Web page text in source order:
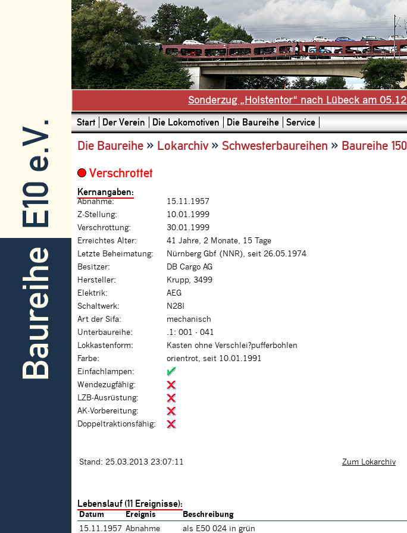
E10 e.V.
Baureihe
Sonderzug „Holstentor“ nach Lübeck am
Start Der Verein Die Lokomotiven Die Baureihe Service
Die Baureihe » Lokarchiv» Schwesterbaureihen » Baureihe 150
Verschrottet
Kernangaben:
Abnahme:
15.11.1957
Z-Stellung:
10.01.1999
Verschrottung:
30.01.1999
Erreichtes Alter:
41 Jahre, 2 Monate, 15 Tage
Letzte Beheimatung:
Nürnberg Gbf (NNR), seit 26.05.1974
Besitzer:
DB Cargo AG
Hersteller:
Krupp, 3499
Elektrik:
AEG
Schaltwerk:
N28I
Art der Sifa:
mechanisch
Unterbaureihe:
.1: 001 - 041
Lokkastenform:
Kasten ohne Verschlei?pufferbohlen
Farbe:
orientrot, seit 10.01.1991
Einfachlampen:
Wendezugfähig:
LZB-Ausrüstung:
AK-Vorbereitung:
Doppeltraktionsfähig:
Stand: 25.03.2013 23:07:11 Zum Lokarchiv
Lebenslauf (11 Ereignisse):
Datum Ereignis
Beschreibung
15.11.1957 Abnahme als E50 024 in grün